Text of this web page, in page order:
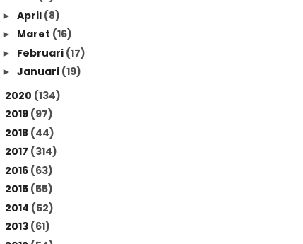
► April (8)
► Maret (16)
► Februari (17)
► Januari (19)
2020 (134)
2019 (97)
2018 (44)
2017 (314)
2016 (63)
2015 (55)
2014 (52)
2013 (61)